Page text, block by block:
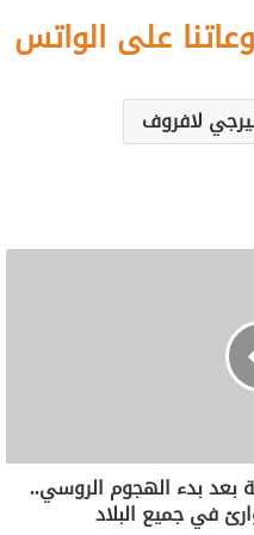
على الواتس
لافروف
بعد بدء الهجوم الروسي..
في جميع البلاد